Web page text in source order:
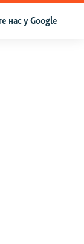
нас у Google